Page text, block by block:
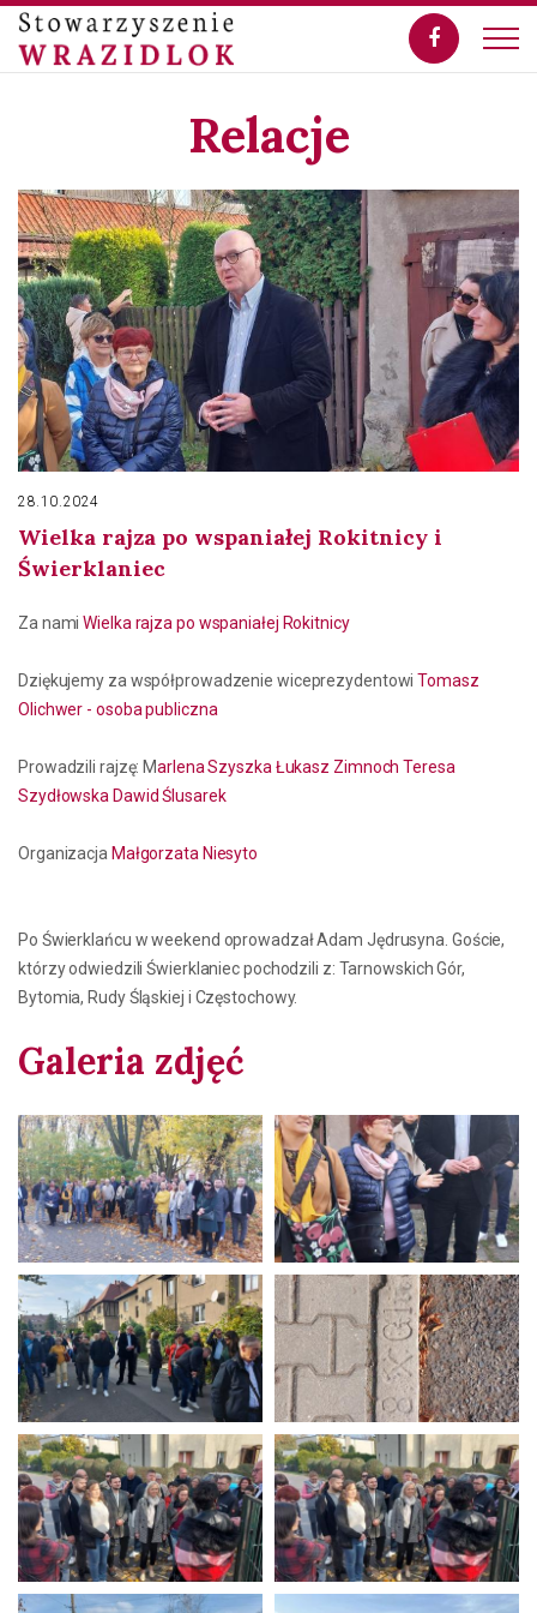
Relacje
28.10.2024
Wielka rajza po wspaniałej Rokitnicy i
Świerklaniec
Za namiWielka rajza po wspaniałej Rokitnicy
Dziękujemy za współprowadzenie wiceprezydentowiTomasz
Olichwer - osoba publiczna
Prowadzili rajzę: Marlena Szyszka Łukasz Zimnoch Teresa
Szydłowska Dawid Ślusarek
Organizacja Małgorzata Niesyto
Po Świerklańcu w weekend oprowadzał Adam Jędrusyna. Goście,
którzy odwiedzili Świerklaniec pochodzili z: Tarnowskich Gór,
Bytomia, Rudy Śląskiej i Częstochowy.
Galeria zdjęć